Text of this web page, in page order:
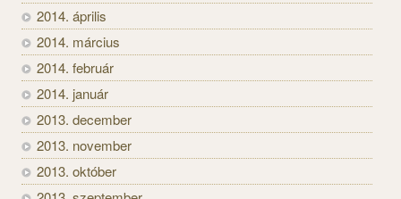
2014. április
2014. március
2014. február
2014. január
2013. december
2013. november
2013. október